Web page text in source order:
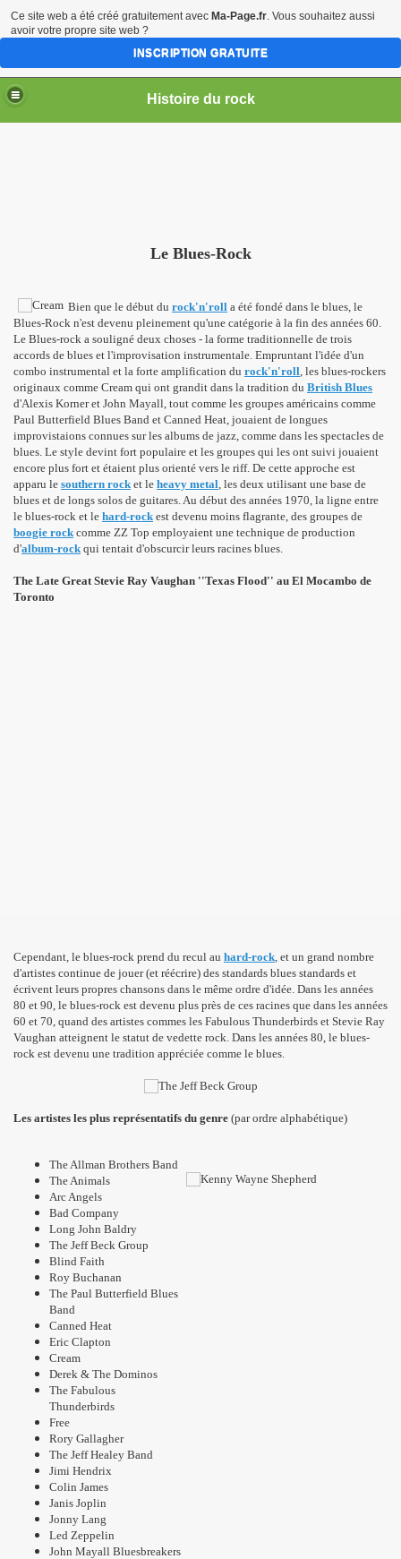
Histoire du rock
Le Blues-Rock
Bien que le début du rock'n'roll a été fondé dans le blues, le
Blues-Rock n'est devenu pleinement qu'une catégorie à la fin des années 60.
Le Blues-rock a souligné deux choses - la forme traditionnelle de trois
accords de blues et l'improvisation instrumentale. Empruntant l'idée d'un
combo instrumental et la forte amplification du rock'n'roll, les blues-rockers
originaux comme Cream qui ont grandit dans la tradition du British Blues
d'Alexis Korner et John Mayall, tout comme les groupes américains comme
Paul Butterfield Blues Band et Canned Heat, jouaient de longues
improvistaions connues sur les albums de jazz, comme dans les spectacles de
blues. Le style devint fort populaire et les groupes qui les ont suivi jouaient
encore plus fort et étaient plus orienté vers le riff. De cette approche est
apparu le southern rock et le heavy metal, les deux utilisant une base de
blues et de longs solos de guitares. Au début des années 1970, la ligne entre
le blues-rock et le hard-rock est devenu moins flagrante, des groupes de
boogie rock comme ZZ Top employaient une technique de production
d'album-rock qui tentait d'obscurcir leurs racines blues.
The Late Great Stevie Ray Vaughan ''Texas Flood'' au El Mocambo de
Toronto
Cependant, le blues-rock prend du recul au hard-rock, et un grand nombre
d'artistes continue de jouer (et réécrire) des standards blues standards et
écrivent leurs propres chansons dans le même ordre d'idée. Dans les années
80 et 90, le blues-rock est devenu plus près de ces racines que dans les années
60 et 70, quand des artistes commes les Fabulous Thunderbirds et Stevie Ray
Vaughan atteignent le statut de vedette rock. Dans les années 80, le blues-
rock est devenu une tradition appréciée comme le blues.
Les artistes les plus représentatifs du genre (par ordre alphabétique)
The Allman Brothers Band
The Animals
Arc Angels
Bad Company
Long John Baldry
The Jeff Beck Group
Blind Faith
Roy Buchanan
The Paul Butterfield Blues
Band
Canned Heat
Eric Clapton
Cream
Derek & The Dominos
The Fabulous
Thunderbirds
Free
Rory Gallagher
The Jeff Healey Band
Jimi Hendrix
Colin James
Janis Joplin
Jonny Lang
Led Zeppelin
John Mayall Bluesbreakers
Ce site web a été créé gratuitement avec Ma-Page.fr. Vous souhaitez aussi
avoir votre propre site web ?
INSCRIPTION GRATUITE